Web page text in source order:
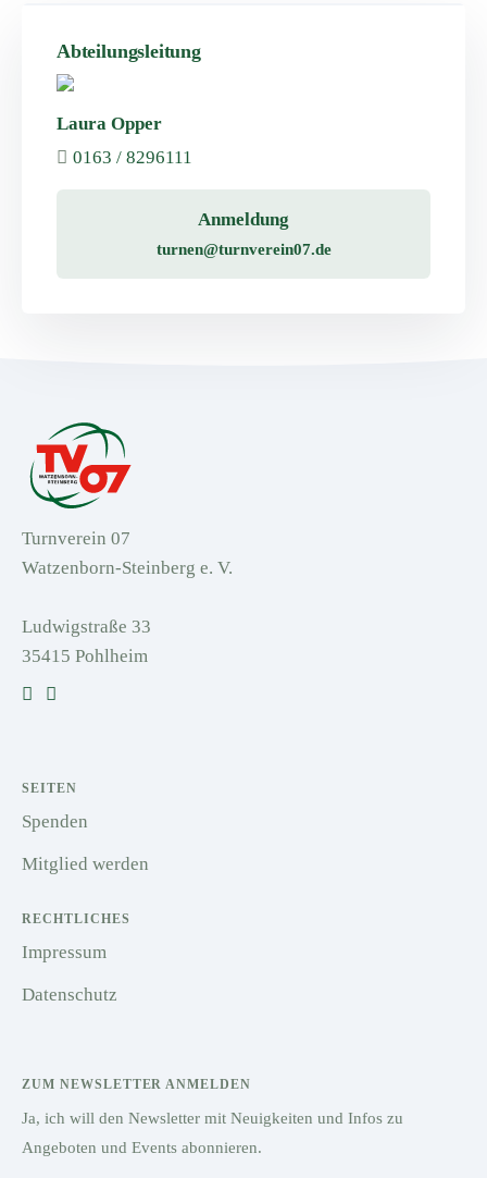
Abteilungsleitung
Laura Opper
0163 / 8296111
Anmeldung
turnen@turnverein07.de
Turnverein 07
Watzenborn-Steinberg e. V.
Ludwigstraße 33
35415 Pohlheim
SEITEN
Spenden
Mitglied werden
RECHTLICHES
Impressum
Datenschutz
ZUM NEWSLETTER ANMELDEN
Ja, ich will den Newsletter mit Neuigkeiten und Infos zu
Angeboten und Events abonnieren.